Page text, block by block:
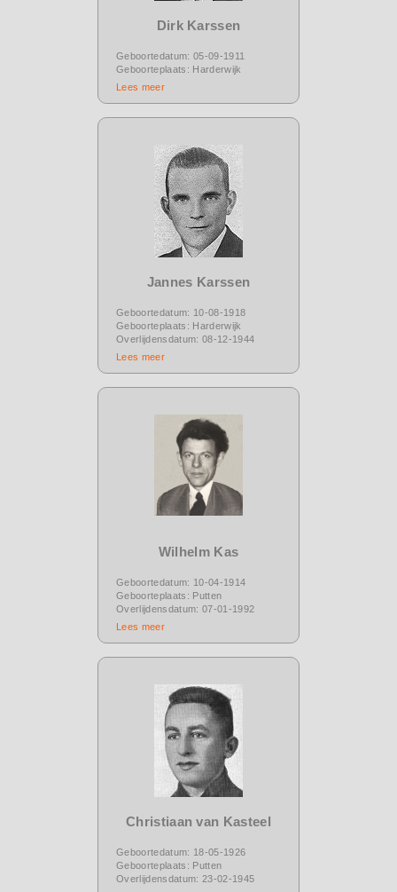
Dirk Karssen
Geboortedatum: 05-09-1911
Geboorteplaats: Harderwijk
Lees meer
Jannes Karssen
Geboortedatum: 10-08-1918
Geboorteplaats: Harderwijk
Overlijdensdatum: 08-12-1944
Lees meer
Wilhelm Kas
Geboortedatum: 10-04-1914
Geboorteplaats: Putten
Overlijdensdatum: 07-01-1992
Lees meer
Christiaan van Kasteel
Geboortedatum: 18-05-1926
Geboorteplaats: Putten
Overlijdensdatum: 23-02-1945